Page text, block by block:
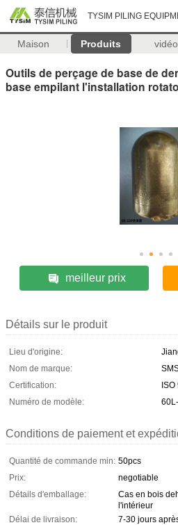
TYSIM PILING
Maison Produits
Outils de perçage de base de
base empilant l'installation
meilleur prix
Détails sur le produit
Lieu d'origine:
Nom de marque:
Certification:
ISO
Numéro de modèle:
Conditions de paiement et
Quantité de commande min: 50pcs
Prix:
negotiable
Détails d'emballage:
Cas en bois
l'intérieur
Délai de livraison:
7-30 jours